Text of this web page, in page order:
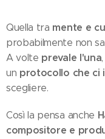
Quella tra mente e
probabilmente non
A volte prevale l'una
un protocollo che ci
scegliere.
Così la pensa anche
compositore e